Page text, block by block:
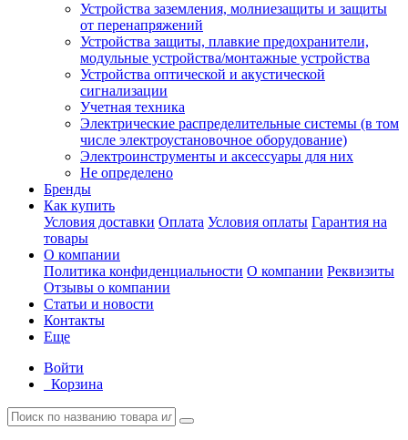
Устройства заземления, молниезащиты и защиты
от перенапряжений
Устройства защиты, плавкие предохранители,
модульные устройства/монтажные устройства
Устройства оптической и акустической
сигнализации
Учетная техника
Электрические распределительные системы (в том
числе электроустановочное оборудование)
Электроинструменты и аксессуары для них
Не определено
Бренды
Как купить
Условия доставки Оплата Условия оплаты Гарантия на
товары
О компании
Политика конфиденциальности О компании Реквизиты
Отзывы о компании
Статьи и новости
Контакты
Еще
Войти
Корзина